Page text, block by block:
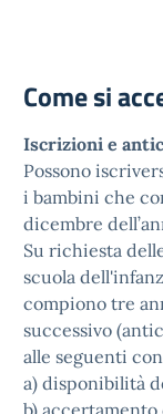
Come si
Iscrizioni e
Possono
i bambini che
dicembre
Su richiesta
scuola
compiono tre
successivo
alle seguenti
a) disponibilità
b)